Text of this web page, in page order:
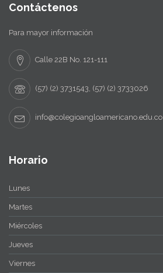
Contáctenos
Para mayor información
Calle 22B No. 121-111
(57) (2) 3731543, (57) (2) 3733026
info@colegioangloamericano.edu.co
Horario
Lunes
Martes
Miércoles
Jueves
Viernes